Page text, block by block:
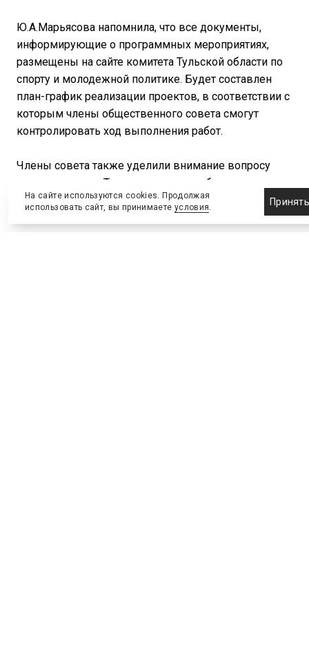
Ю.А.Марьясова напомнила, что все документы,
информирующие о программных мероприятиях,
размещены на сайте комитета Тульской области по
спорту и молодежной политике. Будет составлен
план-график реализации проектов, в соответствии с
которым члены общественного совета смогут
контролировать ход выполнения работ.
Члены совета также уделили внимание вопросу
строительства в Туле спортивно-реабилитационного
центра для инвалидов и предложили рассмотреть
еще несколько вариантов по возможному
На сайте используются cookies. Продолжая
использовать сайт, вы принимаете условия.
Принять